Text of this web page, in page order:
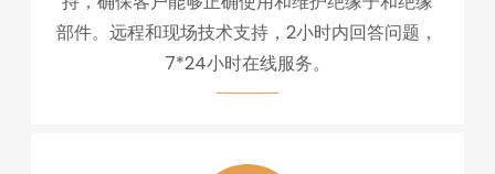
部件。远程和现场技术支持，2小时内回答问题，
7*24小时在线服务。